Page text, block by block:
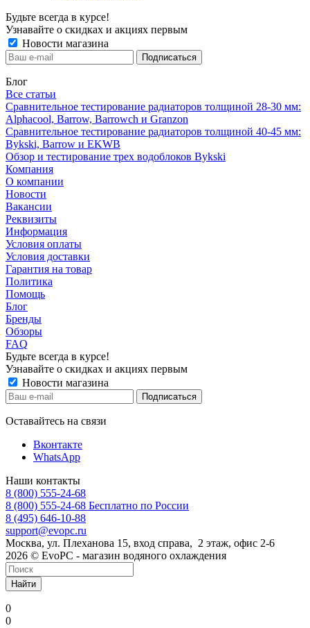
Будьте всегда в курсе!
Узнавайте о скидках и акциях первым
Новости магазина
Блог
Все статьи
Сравнительное тестирование радиаторов толщиной 28-30 мм:
Alphacool, Barrow, Barrowch и Granzon
Сравнительное тестирование радиаторов толщиной 40-45 мм:
Bykski, Barrow и EKWB
Обзор и тестирование трех водоблоков Bykski
Компания
О компании
Новости
Вакансии
Реквизиты
Информация
Условия оплаты
Условия доставки
Гарантия на товар
Политика
Помощь
Блог
Бренды
Обзоры
FAQ
Будьте всегда в курсе!
Узнавайте о скидках и акциях первым
Новости магазина
Оставайтесь на связи
Вконтакте
WhatsApp
Наши контакты
8 (800) 555-24-68
8 (800) 555-24-68 Бесплатно по России
8 (495) 646-10-88
support@evopc.ru
Москва, ул. Плеханова 15, вход справа, 2 этаж, офис 2-6
2026 © EvoPC - магазин водяного охлаждения
Найти
0
0